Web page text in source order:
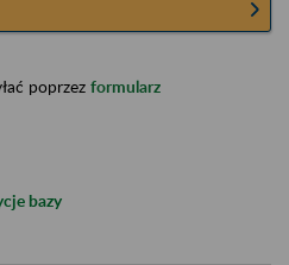
poprzez formularz
bazy